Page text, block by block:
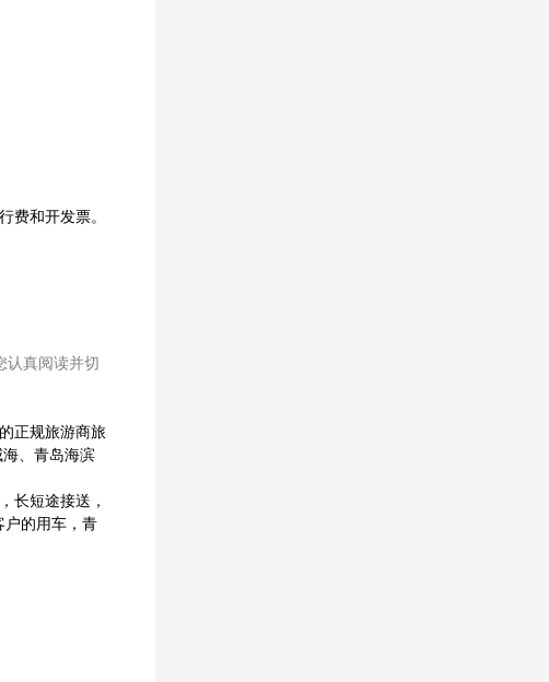
费和开发票。
认真阅读并切
正规旅游商旅
、青岛海滨
长短途接送，
户的用车，青